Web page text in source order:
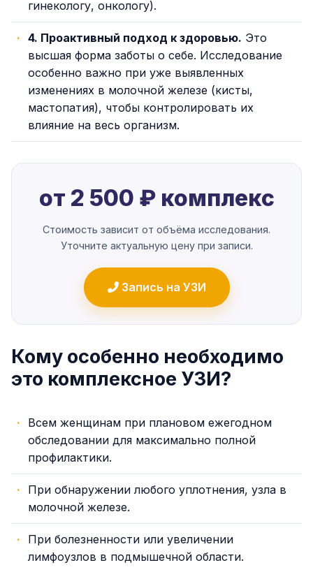
гинекологу, онкологу).
4. Проактивный подход к здоровью. Это
высшая форма заботы о себе. Исследование
особенно важно при уже выявленных
изменениях в молочной железе (кисты,
мастопатия), чтобы контролировать их
влияние на весь организм.
от 2 500 ₽ комплекс
Стоимость зависит от объёма исследования.
Уточните актуальную цену при записи.
Запись на УЗИ
Кому особенно необходимо
это комплексное УЗИ?
Всем женщинам при плановом ежегодном
обследовании для максимально полной
профилактики.
При обнаружении любого уплотнения, узла в
молочной железе.
При болезненности или увеличении
лимфоузлов в подмышечной области.